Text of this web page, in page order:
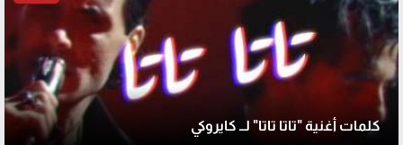
كلمات أغنية "تاتا تاتا" لــ كايروكي